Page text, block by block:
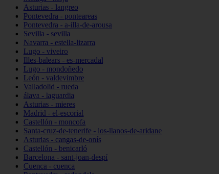
Asturias - langreo
Pontevedra - ponteareas
Pontevedra - a-illa-de-arousa
Sevilla - sevilla
Navarra - estella-lizarra
Lugo - viveiro
Illes-balears - es-mercadal
Lugo - mondoñedo
León - valdevimbre
Valladolid - rueda
álava - laguardia
Asturias - mieres
Madrid - el-escorial
Castellón - moncofa
Santa-cruz-de-tenerife - los-llanos-de-aridane
Asturias - cangas-de-onís
Castellón - benicarló
Barcelona - sant-joan-despí
Cuenca - cuenca